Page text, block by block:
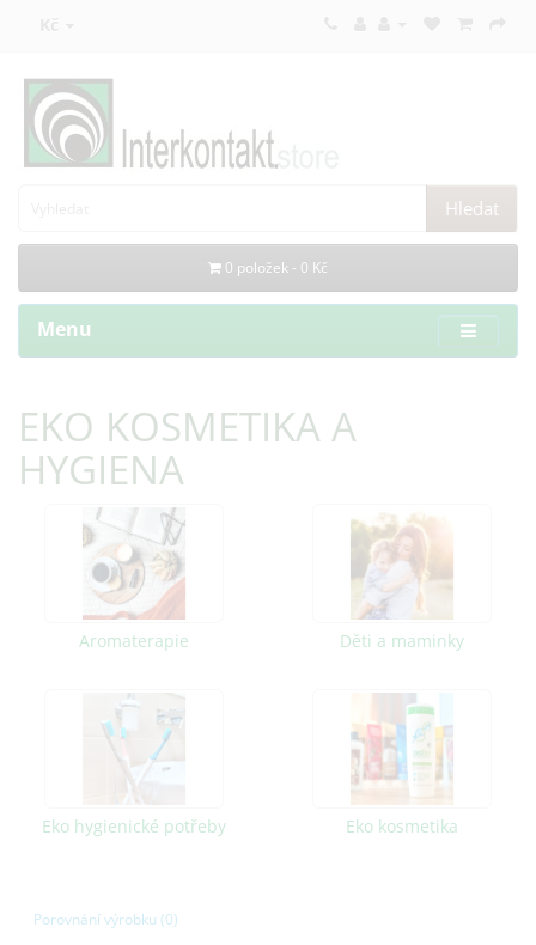
Kč
Hledat
0 položek - 0 Kč
Menu
EKO KOSMETIKA A
HYGIENA
Aromaterapie Děti a maminky
Eko hygienické potřeby Eko kosmetika
Porovnání výrobku (0)